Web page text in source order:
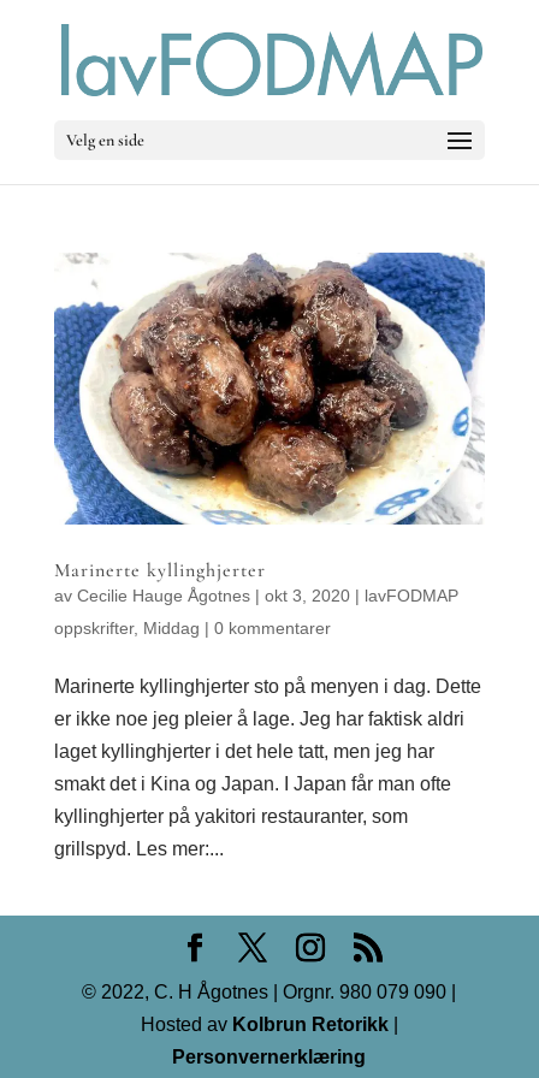
Velg en side
Marinerte kyllinghjerter
av Cecilie Hauge Ågotnes| okt 3, 2020| lavFODMAP
oppskrifter, Middag | 0 kommentarer
Marinerte kyllinghjerter sto på menyen i dag. Dette
er ikke noe jeg pleier å lage. Jeg har faktisk aldri
laget kyllinghjerter i det hele tatt, men jeg har
smakt det i Kina og Japan. I Japan får man ofte
kyllinghjerter på yakitori restauranter, som
grillspyd. Les mer:...
© 2022, C. H Ågotnes | Orgnr. 980 079 090 |
Hosted avKolbrun Retorikk|
Personvernerklæring